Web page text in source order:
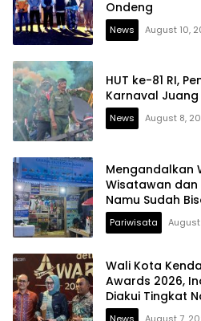
Ondeng
News August 10,
HUT ke-81 RI,
Karnaval
News August 8,
Mengandalkan
Wisatawan dan
Namu Sudah
Digital
Pariwisata
Wali Kota
Awards 2026,
Diakui Tingkat
News August 7,